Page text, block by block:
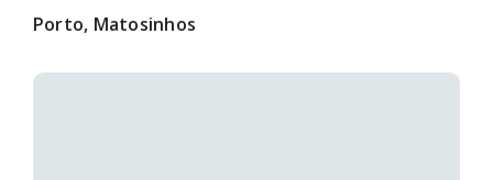
F.A.Q.
Porto, Matosinhos